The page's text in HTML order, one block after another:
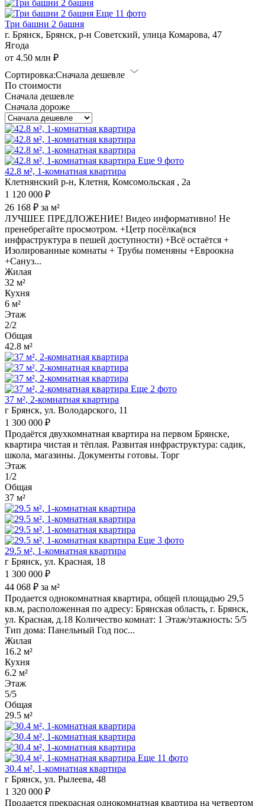
Еще 11 фото
Три башни 2 башня
г. Брянск, Брянск, р-н Советский, улица Комарова, 47
Ягода
от 4.50 млн ₽
Сортировка:Сначала дешевле
По стоимости
Сначала дешевле
Сначала дороже
Еще 9 фото
42.8 м², 1-комнатная квартира
Клетнянский р-н, Клетня, Комсомольская , 2а
1 120 000 ₽
26 168 ₽ за м²
ЛУЧШЕЕ ПРЕДЛОЖЕНИЕ! Видео информативно! Не
пренебрегайте просмотром. +Цетр посёлка(вся
инфраструктура в пешей доступности) +Всё остаётся +
Изолированные комнаты + Трубы поменяны +Евроокна
+Сануз...
Жилая
32 м²
Кухня
6 м²
Этаж
2/2
Общая
42.8 м²
Еще 2 фото
37 м², 2-комнатная квартира
г Брянск, ул. Володарского, 11
1 300 000 ₽
Продаётся двухкомнатная квартира на первом Брянске,
квартира чистая и тёплая. Развитая инфраструктура: садик,
школа, магазины. Документы готовы. Торг
Этаж
1/2
Общая
37 м²
Еще 3 фото
29.5 м², 1-комнатная квартира
г Брянск, ул. Красная, 18
1 300 000 ₽
44 068 ₽ за м²
Продается однокомнатная квартира, общей площадью 29,5
кв.м, расположенная по адресу: Брянская область, г. Брянск,
ул. Красная, д.18 Количество комнат: 1 Этаж/этажность: 5/5
Тип дома: Панельный Год пос...
Жилая
16.2 м²
Кухня
6.2 м²
Этаж
5/5
Общая
29.5 м²
Еще 11 фото
30.4 м², 1-комнатная квартира
г Брянск, ул. Рылеева, 48
1 320 000 ₽
Продается прекрасная однокомнатная квартира на четвертом